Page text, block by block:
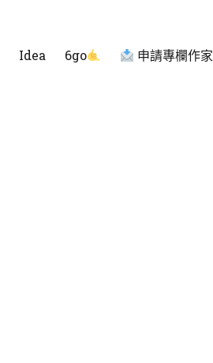
Idea 6go 申請專欄作家